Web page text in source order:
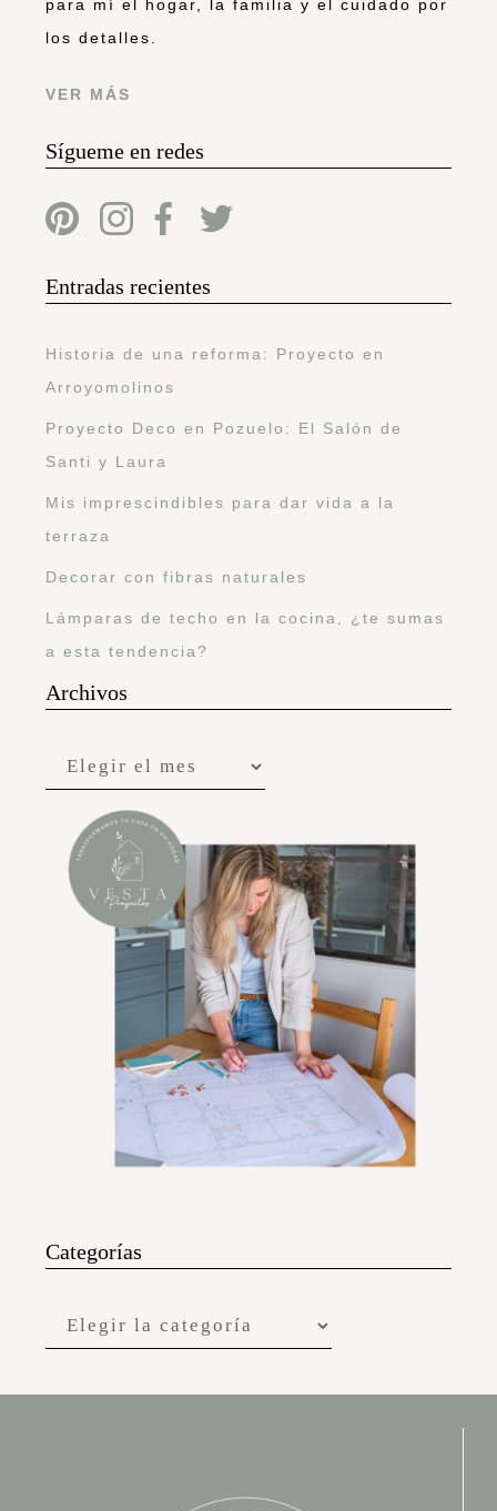
para mí el hogar, la familia y el cuidado por
los detalles.
VER MÁS
Sígueme en redes
Entradas recientes
Historia de una reforma: Proyecto en
Arroyomolinos
Proyecto Deco en Pozuelo: El Salón de
Santi y Laura
Mis imprescindibles para dar vida a la
terraza
Decorar con fibras naturales
Lámparas de techo en la cocina, ¿te sumas
a esta tendencia?
Archivos
Categorías